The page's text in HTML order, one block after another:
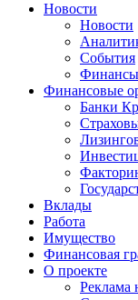
Новости
Новости
События
Финансы
Финансовые
Банки
Вклады
Работа
Имущество
Финансовая
О проекте
Реклама